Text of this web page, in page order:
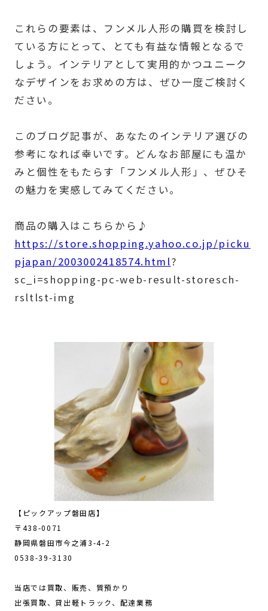
これらの要素は、フンメル人形の購買を検討し
ている方にとって、とても有益な情報となるで
しょう。インテリアとして実用的かつユニーク
なデザインをお求めの方は、ぜひ一度ご検討く
ださい。
このブログ記事が、あなたのインテリア選びの
参考になれば幸いです。どんなお部屋にも温か
みと個性をもたらす「フンメル人形」、ぜひそ
の魅力を実感してみてください。
商品の購入はこちらから♪
https://store.shopping.yahoo.co.jp/picku
pjapan/2003002418574.html?
sc_i=shopping-pc-web-result-storesch-
rsltlst-img
【ピックアップ磐田店】
〒438-0071
静岡県磐田市今之浦3-4-2
0538-39-3130
当店では買取、販売、質預かり
出張買取、貸出軽トラック、配達業務